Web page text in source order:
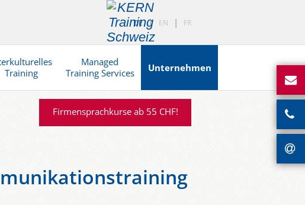
DE
EN FR
Training
Managed
Training Services
Unternehmen
Firmensprachkurse ab 55 CHF!